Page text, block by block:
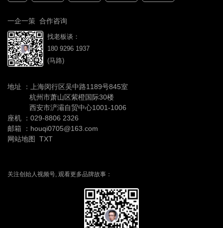
一企一策 合作咨询
找老板谈：
180 9296 1937
(马路)
地址 ：上海闵行区吴中路1189号845室
杭州市萧山区紫橙国际30楼
西安市浐灞自贸中心1001-1006
座机 ： 029-8806 2326
邮箱 ：houqi0705@163.com
网站地图 TXT
关注创始人视频号, 观看更多品牌故事：